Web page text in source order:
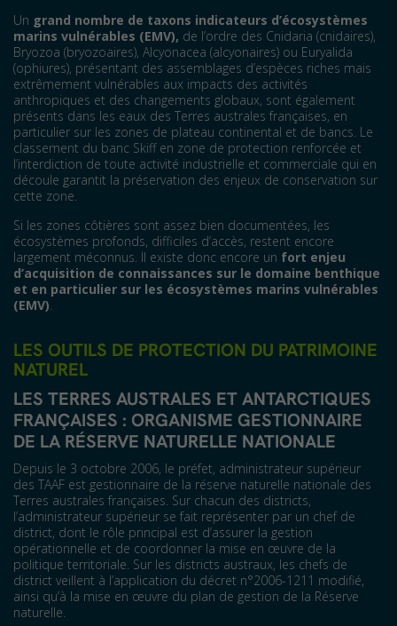
Un grand nombre de taxons indicateurs d’écosystèmes
marins vulnérables (EMV), de l’ordre des Cnidaria (cnidaires),
Bryozoa (bryozoaires), Alcyonacea (alcyonaires) ou Euryalida
(ophiures), présentant des assemblages d’espèces riches mais
extrêmement vulnérables aux impacts des activités
anthropiques et des changements globaux, sont également
présents dans les eaux des Terres australes françaises, en
particulier sur les zones de plateau continental et de bancs. Le
classement du banc Skiff en zone de protection renforcée et
l’interdiction de toute activité industrielle et commerciale qui en
découle garantit la préservation des enjeux de conservation sur
cette zone.
Si les zones côtières sont assez bien documentées, les
écosystèmes profonds, difficiles d’accès, restent encore
largement méconnus. Il existe donc encore un fort enjeu
d’acquisition de connaissances sur le domaine benthique
et en particulier sur les écosystèmes marins vulnérables
(EMV).
LES OUTILS DE PROTECTION DU PATRIMOINE
NATUREL
LES TERRES AUSTRALES ET ANTARCTIQUES
FRANÇAISES : ORGANISME GESTIONNAIRE
DE LA RÉSERVE NATURELLE NATIONALE
Depuis le 3 octobre 2006, le préfet, administrateur supérieur
des TAAF est gestionnaire de la réserve naturelle nationale des
Terres australes françaises. Sur chacun des districts,
l’administrateur supérieur se fait représenter par un chef de
district, dont le rôle principal est d’assurer la gestion
opérationnelle et de coordonner la mise en œuvre de la
politique territoriale. Sur les districts austraux, les chefs de
district veillent à l’application du décret n°2006-1211 modifié,
ainsi qu’à la mise en œuvre du plan de gestion de la Réserve
naturelle.